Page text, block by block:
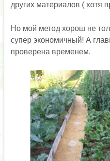
других материалов ( хотя
Но мой метод хорош не
супер экономичный! А
проверена временем.